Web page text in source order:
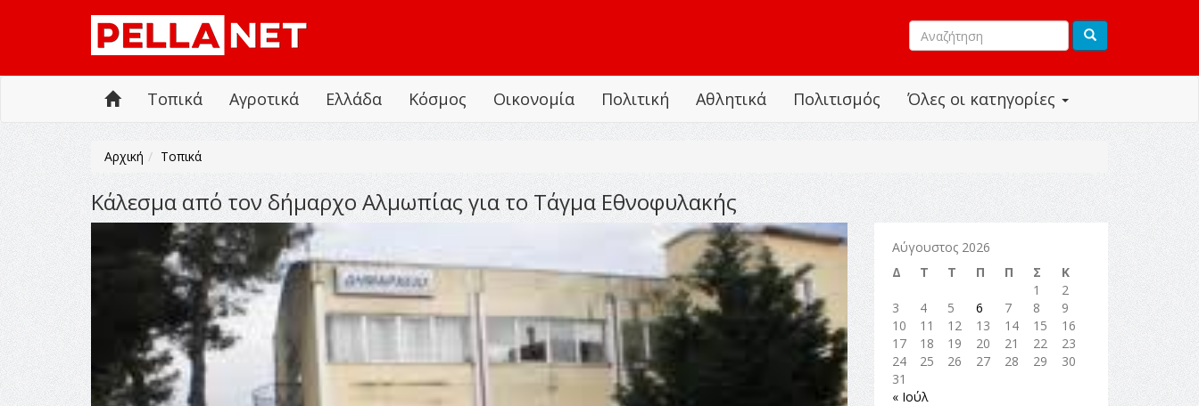
Όλες οι κατηγορίες
Τοπικά Αγροτικά Ελλάδα Κόσμος Οικονομία Πολιτική Αθλητικά Πολιτισμός
Αρχική Τοπικά
Κάλεσμα από τον δήμαρχο Αλμωπίας για το Τάγμα Εθνοφυλακής
Αύγουστος 2026
Δ
Τ Τ Π Π Σ
Κ
1
2
3
4 5 6 7 8
9
10
11 12 13 14 15
16
17
18 19 20 21 22
23
24
25 26 27 28 29
30
31
« Ιούλ